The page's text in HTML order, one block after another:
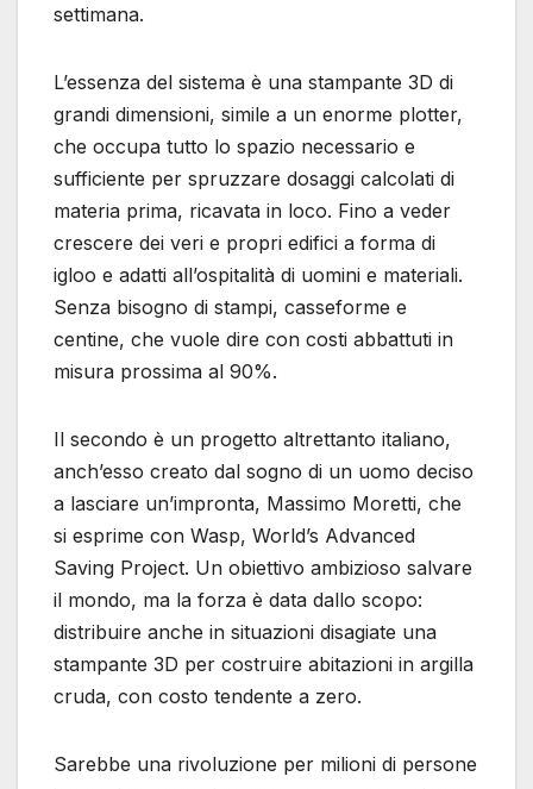
settimana.
L’essenza del sistema è una stampante 3D di
grandi dimensioni, simile a un enorme plotter,
che occupa tutto lo spazio necessario e
sufficiente per spruzzare dosaggi calcolati di
materia prima, ricavata in loco. Fino a veder
crescere dei veri e propri edifici a forma di
igloo e adatti all’ospitalità di uomini e materiali.
Senza bisogno di stampi, casseforme e
centine, che vuole dire con costi abbattuti in
misura prossima al 90%.
Il secondo è un progetto altrettanto italiano,
anch’esso creato dal sogno di un uomo deciso
a lasciare un’impronta, Massimo Moretti, che
si esprime con Wasp, World’s Advanced
Saving Project. Un obiettivo ambizioso salvare
il mondo, ma la forza è data dallo scopo:
distribuire anche in situazioni disagiate una
stampante 3D per costruire abitazioni in argilla
cruda, con costo tendente a zero.
Sarebbe una rivoluzione per milioni di persone